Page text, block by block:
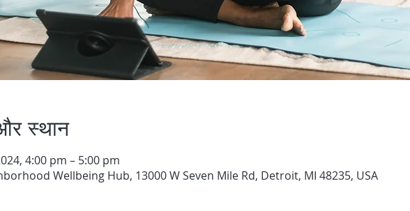
स्थान
4:00 pm – 5:00 pm
Wellbeing Hub, 13000 W Seven Mile Rd, Detroit, MI 48235, USA